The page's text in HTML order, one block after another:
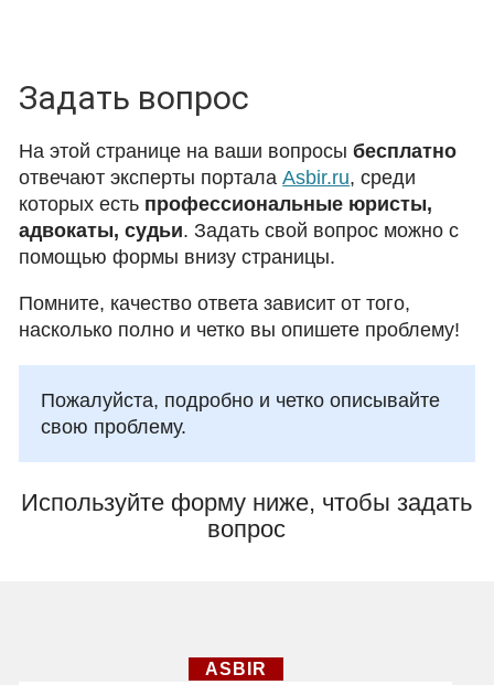
Задать вопрос
На этой странице на ваши вопросыбесплатно
отвечают эксперты порталаAsbir.ru, среди
которых есть профессиональные юристы,
адвокаты, судьи. Задать свой вопрос можно с
помощью формы внизу страницы.
Помните, качество ответа зависит от того,
насколько полно и четко вы опишете проблему!
Пожалуйста, подробно и четко описывайте
свою проблему.
Используйте форму ниже, чтобы задать
вопрос
ASBIR